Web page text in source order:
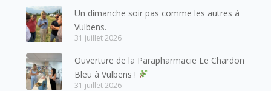
amis suisses, et plus particulièrement aux
habitants du bassin genevois et de l’arc
lémanique, avec lesquels la Haute-Savoie
Un dimanche soir pas comme les autres à
Vulbens.
31 juillet 2026
Ouverture de la Parapharmacie Le Chardon
Bleu à Vulbens !
31 juillet 2026